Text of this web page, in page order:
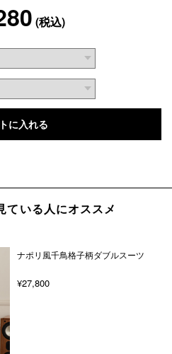
(税込)
ている人にオススメ
ナポリ風千鳥格子柄ダブルスーツ
¥27,800